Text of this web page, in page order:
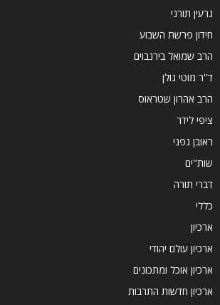
גרעין תורני
חידון פרשת השבוע
הרב שמואל בירנבוים
ד''ר מוטי גולן
הרב אהרון שטראוס
ציפי לידר
ראובן גפני
שות"ים
דברי תורה
כללי
ארכיון
ארכיון עולם יהודי
ארכיון אוכל ומתכונים
ארכיון חדשות התרבות